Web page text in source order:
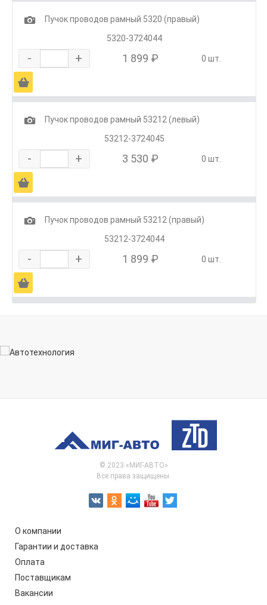
1
Пучок проводов рамный 5320 (правый)
5320-3724044
- + 1 899 ₽ 0 шт.
Ä
1
Пучок проводов рамный 53212 (левый)
53212-3724045
- + 3 530 ₽ 0 шт.
Ä
1
Пучок проводов рамный 53212 (правый)
53212-3724044
- + 1 899 ₽ 0 шт.
Ä
© 2023 «МИГ-АВТО»
Все права защищены.
О компании
Гарантии и доставка
Оплата
Поставщикам
Вакансии